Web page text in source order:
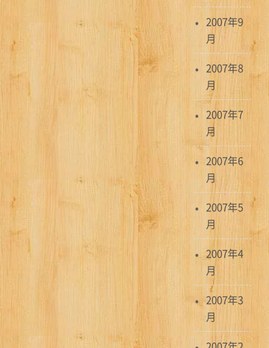
2007年9
月
2007年8
月
2007年7
月
2007年6
月
2007年5
月
2007年4
月
2007年3
月